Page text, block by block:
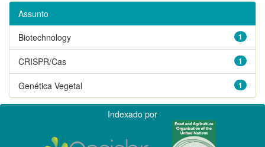
Assunto
1
Biotechnology
1
CRISPR/Cas
1
Genética Vegetal
Indexado por